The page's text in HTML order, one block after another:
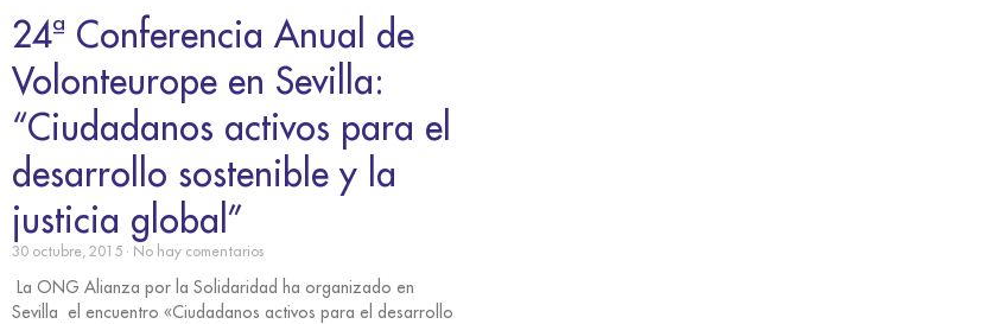
24ª Conferencia Anual de
Volonteurope en Sevilla:
“Ciudadanos activos para el
desarrollo sostenible y la
justicia global”
30 octubre, 2015 No hay comentarios
La ONG Alianza por la Solidaridad ha organizado en
Sevilla el encuentro «Ciudadanos activos para el desarrollo